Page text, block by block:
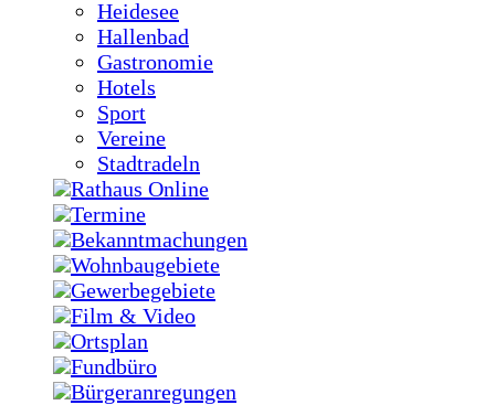
Heidesee
Hallenbad
Gastronomie
Hotels
Sport
Vereine
Stadtradeln
Rathaus Online
Termine
Bekanntmachungen
Wohnbaugebiete
Gewerbegebiete
Film & Video
Ortsplan
Fundbüro
Bürgeranregungen